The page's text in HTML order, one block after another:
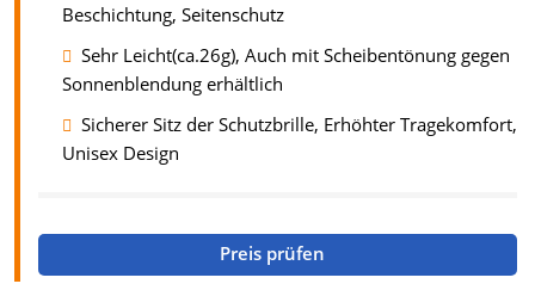
Beschichtung, Seitenschutz
Sehr Leicht(ca.26g), Auch mit Scheibentönung gegen
Sonnenblendung erhältlich
Sicherer Sitz der Schutzbrille, Erhöhter Tragekomfort,
Unisex Design
Preis prüfen